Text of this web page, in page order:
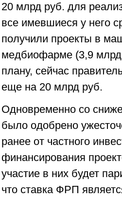
20 млрд руб. для
все имевшиеся у него
получили проекты в
медбиофарме (3,9 млрд
плану, сейчас
еще на 20 млрд руб.
Одновременно со
было одобрено
ранее от частного
финансирования
участие в них будет
что ставка ФРП